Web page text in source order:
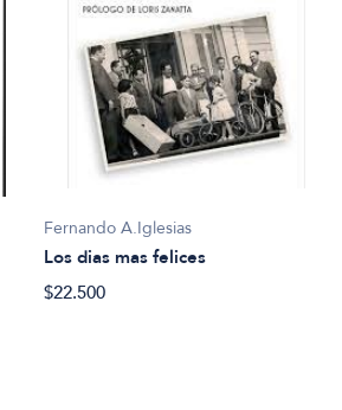
Fernando A.Iglesias
Los dias mas felices
$22.500